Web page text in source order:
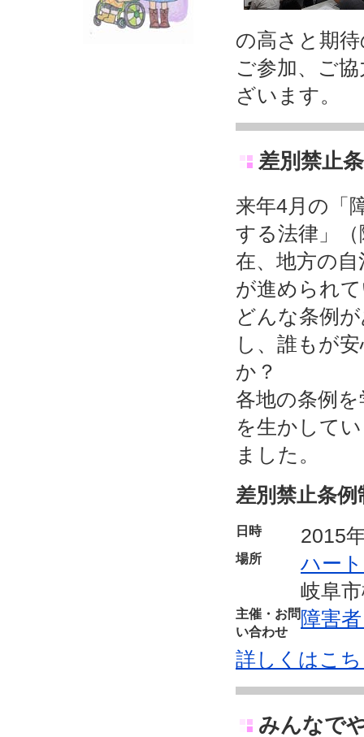
の高さと期
ご参加、ご
ざいます。
差別禁止
来年4月の「
する法律」
在、地方の
が進められ
どんな条例
し、誰もが
か？
各地の条例
を生かして
ました。
差別禁止条
日時 2015
場所
ハー
岐阜
主催・お問
い合わせ
障害
詳しくはこ
みんなで